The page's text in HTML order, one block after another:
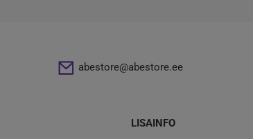
abestore@abestore.ee
LISAINFO